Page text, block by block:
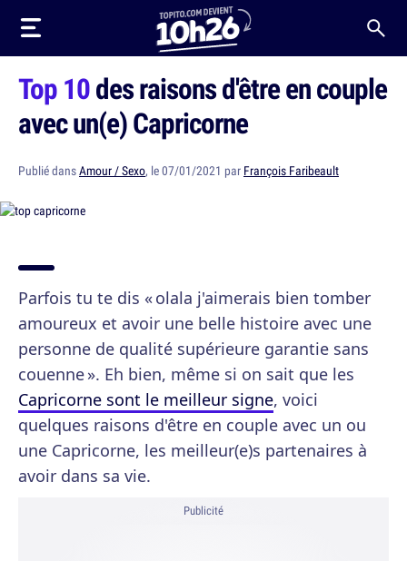
Top 10des raisons d'être en couple
avec un(e) Capricorne
Publié dansAmour / Sexo, le 07/01/2021 par François Faribeault
Parfois tu te dis « olala j'aimerais bien tomber
amoureux et avoir une belle histoire avec une
personne de qualité supérieure garantie sans
couenne ». Eh bien, même si on sait que les
Capricorne sont le meilleur signe, voici
quelques raisons d'être en couple avec un ou
une Capricorne, les meilleur(e)s partenaires à
avoir dans sa vie.
Publicité